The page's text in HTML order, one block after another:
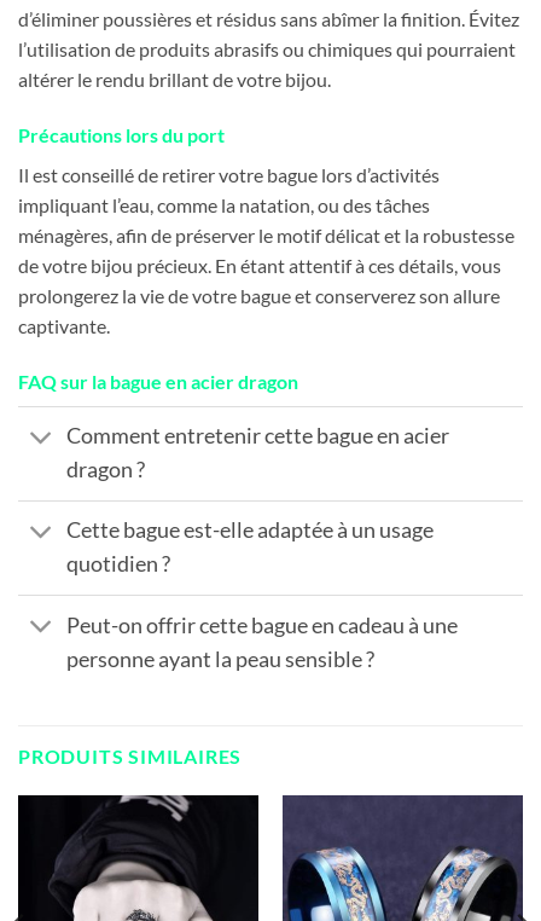
d’éliminer poussières et résidus sans abîmer la finition. Évitez
l’utilisation de produits abrasifs ou chimiques qui pourraient
altérer le rendu brillant de votre bijou.
Précautions lors du port
Il est conseillé de retirer votre bague lors d’activités
impliquant l’eau, comme la natation, ou des tâches
ménagères, afin de préserver le motif délicat et la robustesse
de votre bijou précieux. En étant attentif à ces détails, vous
prolongerez la vie de votre bague et conserverez son allure
captivante.
FAQ sur la bague en acier dragon
Comment entretenir cette bague en acier
dragon ?
Cette bague est-elle adaptée à un usage
quotidien ?
Peut-on offrir cette bague en cadeau à une
personne ayant la peau sensible ?
PRODUITS SIMILAIRES